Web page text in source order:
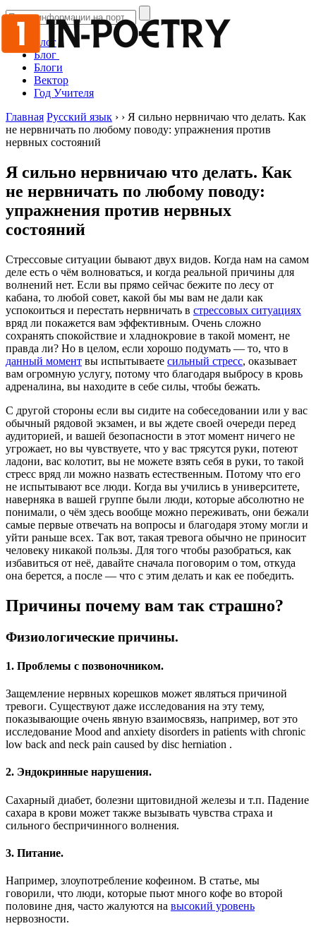
Блог
Блог
Блоги
Вектор
Год Учителя
Главная Русский язык › › Я сильно нервничаю что делать. Как
не нервничать по любому поводу: упражнения против
нервных состояний
Я сильно нервничаю что делать. Как
не нервничать по любому поводу:
упражнения против нервных
состояний
Стрессовые ситуации бывают двух видов. Когда нам на самом
деле есть о чём волноваться, и когда реальной причины для
волнений нет. Если вы прямо сейчас бежите по лесу от
кабана, то любой совет, какой бы мы вам не дали как
успокоиться и перестать нервничать в стрессовых ситуациях
вряд ли покажется вам эффективным. Очень сложно
сохранять спокойствие и хладнокровие в такой момент, не
правда ли? Но в целом, если хорошо подумать — то, что в
данный момент вы испытываете сильный стресс, оказывает
вам огромную услугу, потому что благодаря выбросу в кровь
адреналина, вы находите в себе силы, чтобы бежать.
С другой стороны если вы сидите на собеседовании или у вас
обычный рядовой экзамен, и вы ждете своей очереди перед
аудиторией, и вашей безопасности в этот момент ничего не
угрожает, но вы чувствуете, что у вас трясутся руки, потеют
ладони, вас колотит, вы не можете взять себя в руки, то такой
стресс вряд ли можно назвать естественным. Потому что его
не испытывают все люди. Когда вы учились в университете,
наверняка в вашей группе были люди, которые абсолютно не
понимали, о чём здесь вообще можно переживать, они бежали
самые первые отвечать на вопросы и благодаря этому могли и
уйти раньше всех. Так вот, такая тревога обычно не приносит
человеку никакой пользы. Для того чтобы разобраться, как
избавиться от неё, давайте сначала поговорим о том, откуда
она берется, а после — что с этим делать и как ее победить.
Причины почему вам так страшно?
Физиологические причины.
1. Проблемы с позвоночником.
Защемление нервных корешков может являться причиной
тревоги. Существуют даже исследования на эту тему,
показывающие очень явную взаимосвязь, например, вот это
исследование Mood and anxiety disorders in patients with chronic
low back and neck pain caused by disc herniation .
2. Эндокринные нарушения.
Сахарный диабет, болезни щитовидной железы и т.п. Падение
сахара в крови может также вызывать чувства страха и
сильного беспричинного волнения.
3. Питание.
Например, злоупотребление кофеином. В статье, мы
говорили, что люди, которые пьют много кофе во второй
половине дня, часто жалуются на высокий уровень
нервозности.